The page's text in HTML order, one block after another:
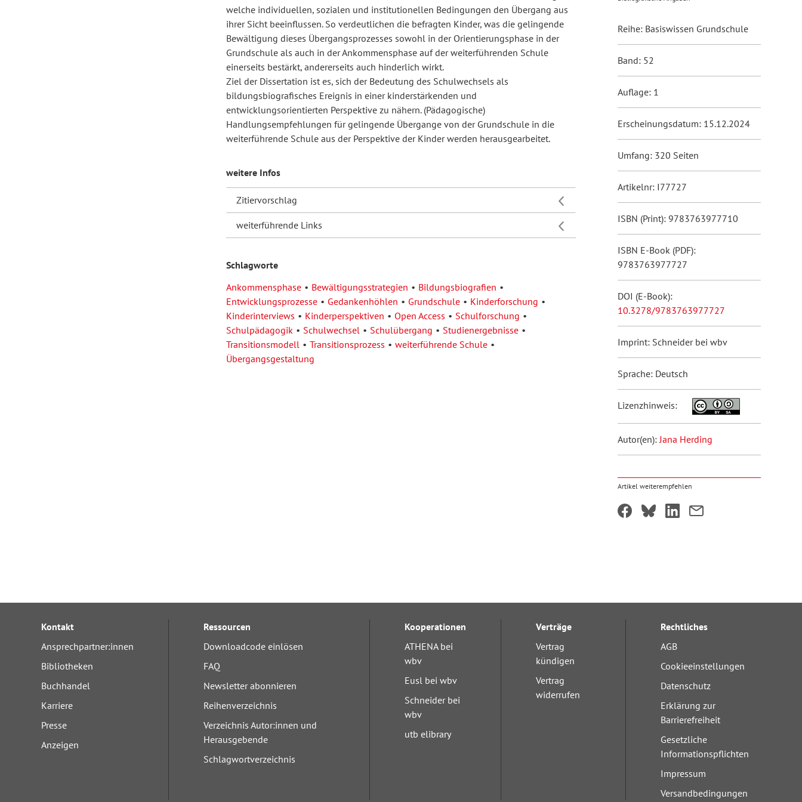
welche individuellen, sozialen und institutionellen Bedingungen den Übergang aus
ihrer Sicht beeinflussen. So verdeutlichen die befragten Kinder, was die gelingende
Bewältigung dieses Übergangsprozesses sowohl in der Orientierungsphase in der
Grundschule als auch in der Ankommensphase auf der weiterführenden Schule
einerseits bestärkt, andererseits auch hinderlich wirkt.
Ziel der Dissertation ist es, sich der Bedeutung des Schulwechsels als
bildungsbiografisches Ereignis in einer kinderstärkenden und
entwicklungsorientierten Perspektive zu nähern. (Pädagogische)
Handlungsempfehlungen für gelingende Übergange von der Grundschule in die
weiterführende Schule aus der Perspektive der Kinder werden herausgearbeitet.
weitere Infos
Zitiervorschlag
weiterführende Links
Schlagworte
Ankommensphase
Bewältigungsstrategien
Bildungsbiografien
Entwicklungsprozesse
Gedankenhöhlen Grundschule
Kinderforschung
Kinderinterviews
Kinderperspektiven Open Access
Schulforschung
Schulpädagogik
Schulwechsel Schulübergang
Studienergebnisse
Transitionsmodell
Transitionsprozess
weiterführende Schule
Übergangsgestaltung
Reihe: Basiswissen Grundschule
Band: 52
Auflage: 1
Erscheinungsdatum: 15.12.2024
Umfang: 320 Seiten
Artikelnr: I77727
ISBN (Print): 9783763977710
ISBN E-Book (PDF):
9783763977727
DOI (E-Book):
10.3278/9783763977727
Imprint: Schneider bei wbv
Sprache: Deutsch
Lizenzhinweis:
Autor(en):Jana Herding
Artikel weiterempfehlen
Kontakt
Ansprechpartner:innen
Bibliotheken
Buchhandel
Karriere
Presse
Anzeigen
Ressourcen
Downloadcode einlösen
FAQ
Newsletter abonnieren
Reihenverzeichnis
Verzeichnis Autor:innen und
Herausgebende
Schlagwortverzeichnis
Kooperationen
ATHENA bei
wbv
Eusl bei wbv
Schneider bei
wbv
utb elibrary
Verträge
Vertrag
kündigen
Vertrag
widerrufen
Rechtliches
AGB
Cookieeinstellungen
Datenschutz
Erklärung zur
Barrierefreiheit
Gesetzliche
Informationspflichten
Impressum
Versandbedingungen